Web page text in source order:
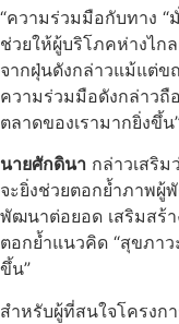
“ความร่วมมือกับทาง “
ช่วยให้ผู้บริโภคห่างไก
จากฝุ่นดังกล่าวแม้แต่ข
ความร่วมมือดังกล่าวถื
ตลาดของเรามากยิ่งขึ้น
นายศักดินา กล่าวเสริ
จะยิ่งช่วยตอกย้ำภาพ
พัฒนาต่อยอด เสริมสร้
ตอกย้ำแนวคิด “สุขภาว
ขึ้น”
สำหรับผู้ที่สนใจโครงก